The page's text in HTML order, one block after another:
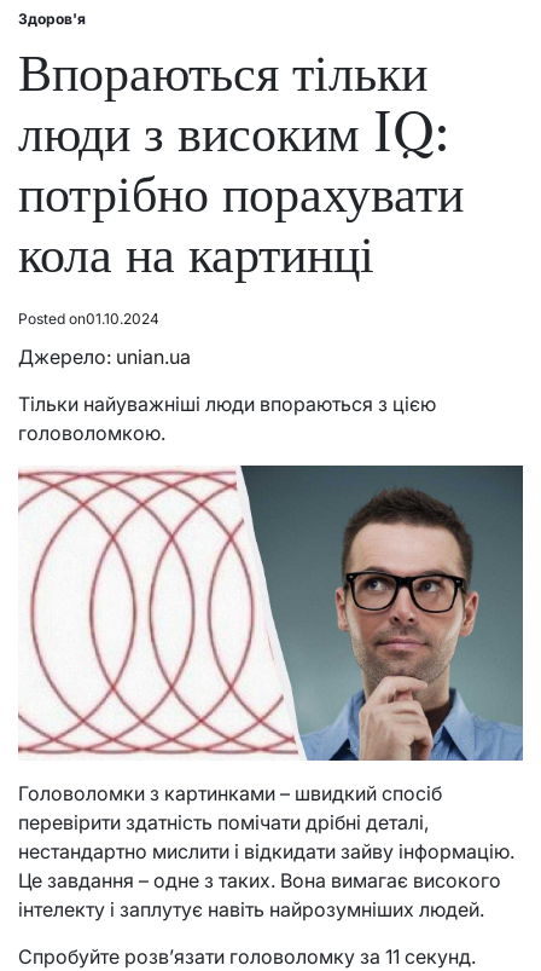
Posted
Здоров'я
Впораються тільки
люди з високим IQ:
потрібно порахувати
кола на картинці
Posted on01.10.2024
Джерело: unian.ua
Тільки найуважніші люди впораються з цією
головоломкою.
Головоломки з картинками – швидкий спосіб
перевірити здатність помічати дрібні деталі,
нестандартно мислити і відкидати зайву інформацію.
Це завдання – одне з таких. Вона вимагає високого
інтелекту і заплутує навіть найрозумніших людей.
Спробуйте розв’язати головоломку за 11 секунд.